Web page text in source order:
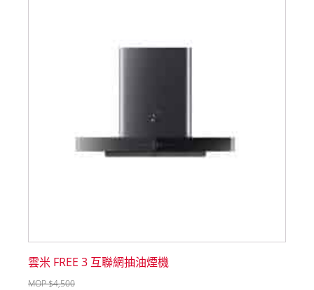
雲米 FREE 3 互聯網抽油煙機
MOP $4,500